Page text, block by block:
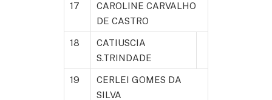
17
CAROLINE CARVALHO
DE CASTRO
18
CATIUSCIA
S.TRINDADE
19
CERLEI GOMES DA
SILVA